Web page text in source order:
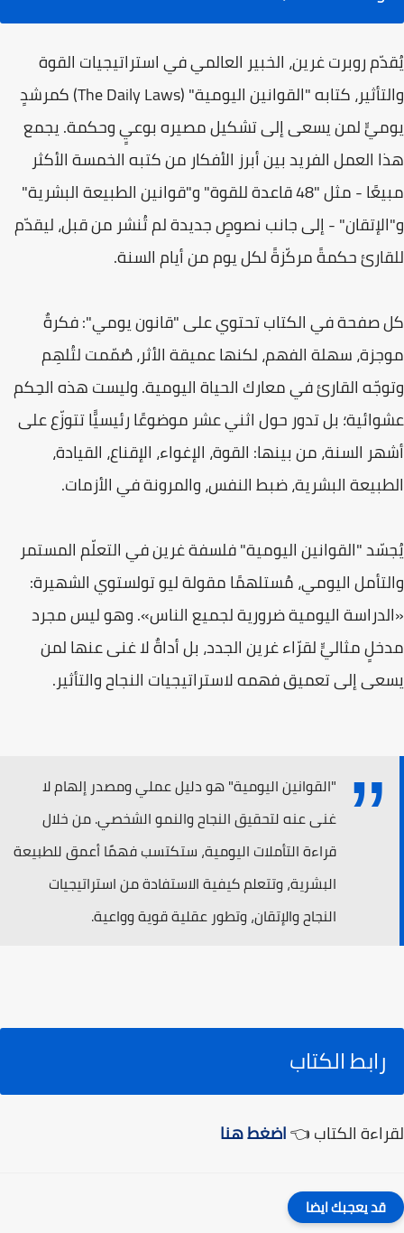
يُقدّم روبرت غرين، الخبير العالمي في استراتيجيات القوة
والتأثير، كتابه "القوانين اليومية" (The Daily Laws) كمرشدٍ
يوميٍّ لمن يسعى إلى تشكيل مصيره بوعيٍ وحكمة. يجمع
هذا العمل الفريد بين أبرز الأفكار من كتبه الخمسة الأكثر
مبيعًا - مثل "48 قاعدة للقوة" و"قوانين الطبيعة البشرية"
و"الإتقان" - إلى جانب نصوصٍ جديدة لم تُنشر من قبل، ليقدّم
للقارئ حكمةً مركّزةً لكل يوم من أيام السنة.
كل صفحة في الكتاب تحتوي على "قانون يومي": فكرةٌ
موجزة، سهلة الفهم، لكنها عميقة الأثر، صُمّمت لتُلهِم
وتوجّه القارئ في معارك الحياة اليومية. وليست هذه الحِكم
عشوائية؛ بل تدور حول اثني عشر موضوعًا رئيسيًّا تتوزّع على
أشهر السنة، من بينها: القوة، الإغواء، الإقناع، القيادة،
الطبيعة البشرية، ضبط النفس، والمرونة في الأزمات.
يُجسّد "القوانين اليومية" فلسفة غرين في التعلّم المستمر
والتأمل اليومي، مُستلهمًا مقولة ليو تولستوي الشهيرة:
«الدراسة اليومية ضرورية لجميع الناس». وهو ليس مجرد
مدخلٍ مثاليٍّ لقرّاء غرين الجدد، بل أداةٌ لا غنى عنها لمن
يسعى إلى تعميق فهمه لاستراتيجيات النجاح والتأثير.
"القوانين اليومية" هو دليل عملي ومصدر إلهام لا
غنى عنه لتحقيق النجاح والنمو الشخصي. من خلال
قراءة التأملات اليومية، ستكتسب فهمًا أعمق للطبيعة
البشرية، وتتعلم كيفية الاستفادة من استراتيجيات
النجاح والإتقان، وتطور عقلية قوية وواعية.
رابط الكتاب
لقراءة الكتاب 👈اضغط هنا
قد يعجبك ايضا